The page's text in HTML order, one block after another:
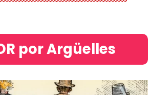
por Argüelles​